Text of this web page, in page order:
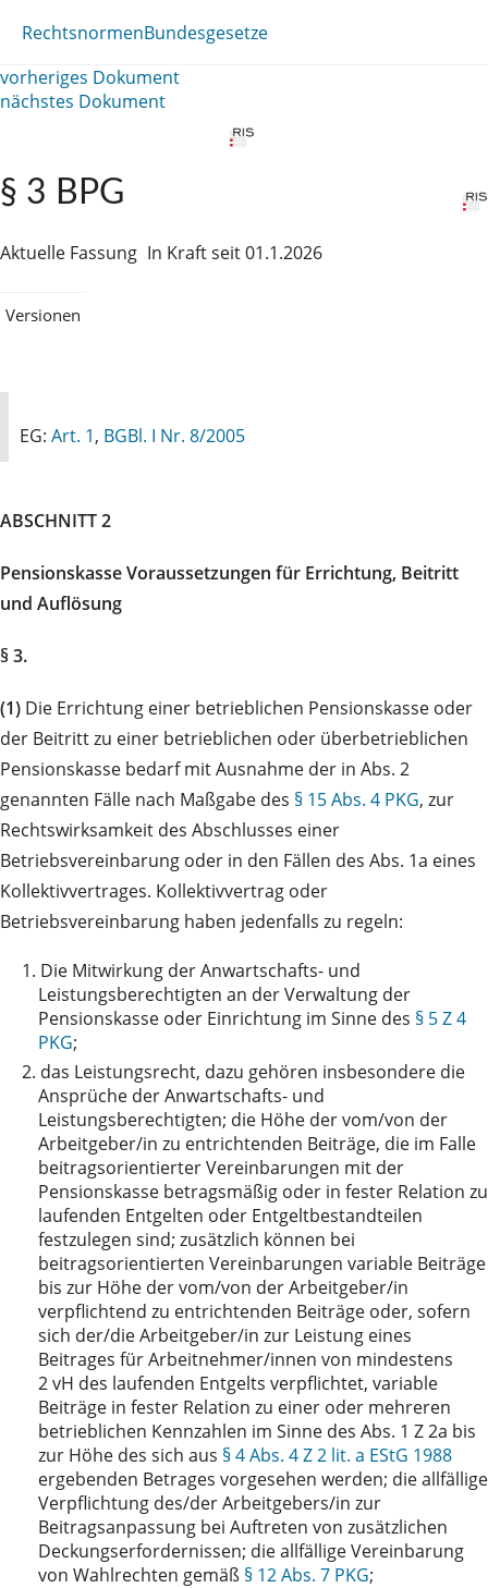
RechtsnormenBundesgesetze
vorheriges Dokument
nächstes Dokument
§ 3 BPG
Aktuelle Fassung In Kraft seit 01.1.2026
Versionen
EG: Art. 1, BGBl. I Nr. 8/2005
ABSCHNITT 2
Pensionskasse Voraussetzungen für Errichtung, Beitritt
und Auflösung
§ 3.
(1) Die Errichtung einer betrieblichen Pensionskasse oder
der Beitritt zu einer betrieblichen oder überbetrieblichen
Pensionskasse bedarf mit Ausnahme der in Abs. 2
genannten Fälle nach Maßgabe des § 15 Abs. 4 PKG, zur
Rechtswirksamkeit des Abschlusses einer
Betriebsvereinbarung oder in den Fällen des Abs. 1a eines
Kollektivvertrages. Kollektivvertrag oder
Betriebsvereinbarung haben jedenfalls zu regeln:
1. Die Mitwirkung der Anwartschafts- und
Leistungsberechtigten an der Verwaltung der
Pensionskasse oder Einrichtung im Sinne des § 5 Z 4
PKG;
2. das Leistungsrecht, dazu gehören insbesondere die
Ansprüche der Anwartschafts- und
Leistungsberechtigten; die Höhe der vom/von der
Arbeitgeber/in zu entrichtenden Beiträge, die im Falle
beitragsorientierter Vereinbarungen mit der
Pensionskasse betragsmäßig oder in fester Relation zu
laufenden Entgelten oder Entgeltbestandteilen
festzulegen sind; zusätzlich können bei
beitragsorientierten Vereinbarungen variable Beiträge
bis zur Höhe der vom/von der Arbeitgeber/in
verpflichtend zu entrichtenden Beiträge oder, sofern
sich der/die Arbeitgeber/in zur Leistung eines
Beitrages für Arbeitnehmer/innen von mindestens
2 vH des laufenden Entgelts verpflichtet, variable
Beiträge in fester Relation zu einer oder mehreren
betrieblichen Kennzahlen im Sinne des Abs. 1 Z 2a bis
zur Höhe des sich aus § 4 Abs. 4 Z 2 lit. a EStG 1988
ergebenden Betrages vorgesehen werden; die allfällige
Verpflichtung des/der Arbeitgebers/in zur
Beitragsanpassung bei Auftreten von zusätzlichen
Deckungserfordernissen; die allfällige Vereinbarung
von Wahlrechten gemäß § 12 Abs. 7 PKG;